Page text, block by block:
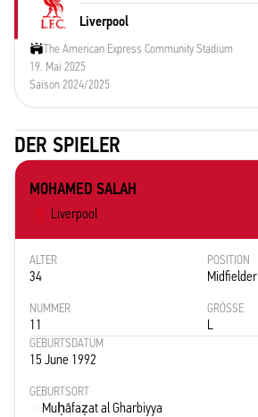
Liverpool
The American Express Community Stadium
19. Mai 2025
Saison 2024/2025
DER SPIELER
MOHAMED SALAH
Liverpool
ALTER
34
POSITION
Midfielder
NUMMER
11
GRÖSSE
L
GEBURTSDATUM
15 June 1992
GEBURTSORT
Muḥāfaẓat al Gharbiyya